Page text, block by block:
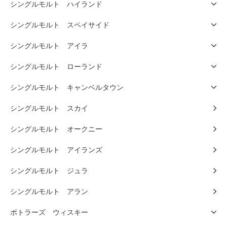
シングルモルト ハイランド
シングルモルト スペイサイド
シングルモルト アイラ
シングルモルト ローランド
シングルモルト キャンベルタウン
シングルモルト スカイ
シングルモルト オークニー
シングルモルト アイランズ
シングルモルト ジュラ
シングルモルト アラン
ボトラーズ ウィスキー